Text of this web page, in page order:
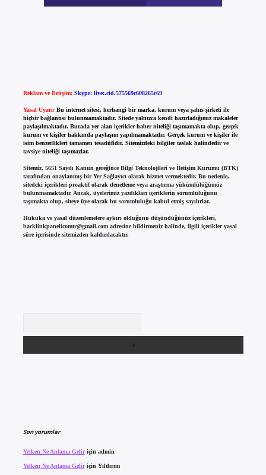
Reklam ve İletişim: Skype: live:.cid.575569c608265c69
Yasal Uyarı: Bu internet sitesi, herhangi bir marka, kurum veya şahıs şirketi ile
hiçbir bağlantısı bulunmamaktadır. Sitede yalnızca kendi hazırladığımız makaleler
paylaşılmaktadır. Burada yer alan içerikler haber niteliği taşımamakta olup, gerçek
kurum ve kişiler hakkında paylaşım yapılmamaktadır. Gerçek kurum ve kişiler ile
isim benzerlikleri tamamen tesadüfidir. Sitemizdeki bilgiler taslak halindedir ve
tavsiye niteliği taşımazlar.
Sitemiz, 5651 Sayılı Kanun gereğince Bilgi Teknolojileri ve İletişim Kurumu (BTK)
tarafından onaylanmış bir Yer Sağlayıcı olarak hizmet vermektedir. Bu nedenle,
sitedeki içerikleri proaktif olarak denetleme veya araştırma yükümlülüğümüz
bulunmamaktadır. Ancak, üyelerimiz yazdıkları içeriklerin sorumluluğunu
taşımakta olup, siteye üye olarak bu sorumluluğu kabul etmiş sayılırlar.
Hukuka ve yasal düzenlemelere aykırı olduğunu düşündüğünüz içerikleri,
backlinkpanelicomtr@gmail.comadresine bildirmeniz halinde, ilgili içerikler yasal
süre içerisinde sitemizden kaldırılacaktır.
Son yorumlar
Yelken Ne Anlama Geliriçin admin
Yelken Ne Anlama Geliriçin Yıldırım